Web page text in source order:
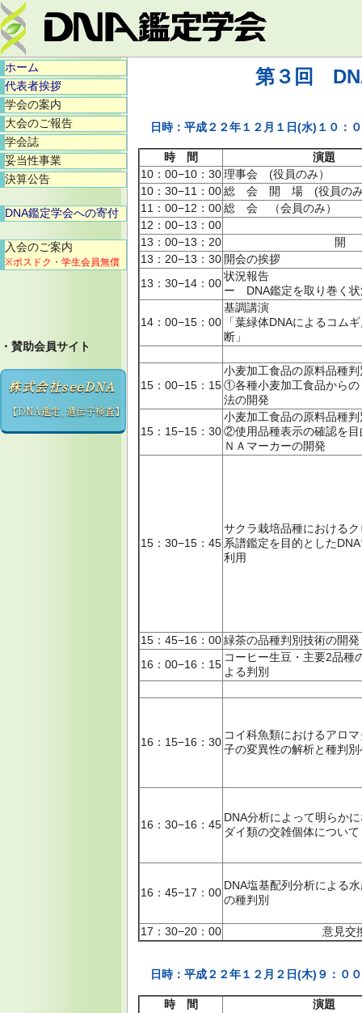
ホーム
代表者挨拶
学会の案内
大会のご報告
学会誌
妥当性事業
決算公告
DNA鑑定学会への寄付
入会のご案内
※ポスドク・学生会員無償
・賛助会員サイト
株式会社seeDNA
【DNA鑑定, 遺伝子検査】
第３回
日時：平成２２年１２月１日(水)１
時 間
演題
10：00−10：30理事会 (役員のみ）
10：30−11：00総 会 開 場 (役員の
11：00−12：00総 会 （会員のみ）
12：00−13：00
13：00−13：20
開
13：20−13：30 開会の挨拶
13：30−14：00
状況報告
ー DNA鑑定を取り巻く
14：00−15：00
基調講演
「葉緑体DNAによるコム
断」
15：00−15：15
小麦加工食品の原料品種
①各種小麦加工食品からの
法の開発
15：15−15：30
小麦加工食品の原料品種
②使用品種表示の確認を目
ＮＡマーカーの開発
15：30−15：45
サクラ栽培品種における
系譜鑑定を目的とした
利用
15：45−16：00緑茶の品種判別技術の開発
16：00−16：15
コーヒー生豆・主要2品種
よる判別
16：15−16：30
コイ科魚類におけるアロ
子の変異性の解析と種判
16：30−16：45
DNA分析によって明らか
ダイ類の交雑個体について
16：45−17：00
DNA塩基配列分析による
の種判別
17：30−20：00 意見
日時：平成２２年１２月２日(木)９
時 間
演題